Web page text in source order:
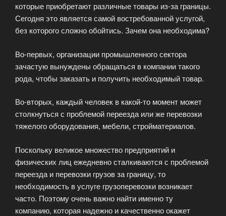
которые приобретают различные товары из-за границы.
Сегодня это является самой востребованной услугой,
без которого сложно обойтись. Зачем она необходима?
Во-первых, организации промышленного сектора
зачастую вынуждены обращаться в компании такого
рода, чтобы заказать и получить необходимый товар.
Во-вторых, каждый человек в какой-то момент может
столкнуться с проблемой переезда или же перевозки
тяжелого оборудования, мебели, стройматериалов.
Поскольку великое множество предприятий и
физических лиц ежедневно сталкиваются с проблемой
переезда и перевозки грузов за границу, то
необходимость в услуге грузоперевозки возникает
часто. Поэтому очень важно найти именно ту
компанию, которая надежно и качественно окажет